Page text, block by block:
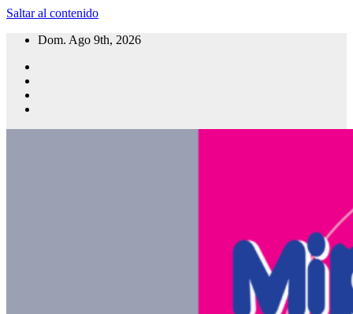
Saltar al contenido
Dom. Ago 9th, 2026